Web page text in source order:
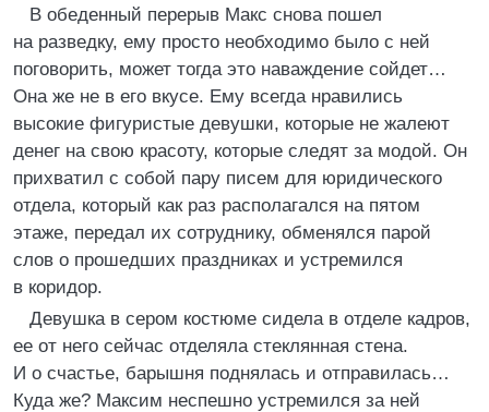
В обеденный перерыв Макс снова пошел
на разведку, ему просто необходимо было с ней
поговорить, может тогда это наваждение сойдет…
Она же не в его вкусе. Ему всегда нравились
высокие фигуристые девушки, которые не жалеют
денег на свою красоту, которые следят за модой. Он
прихватил с собой пару писем для юридического
отдела, который как раз располагался на пятом
этаже, передал их сотруднику, обменялся парой
слов о прошедших праздниках и устремился
в коридор.
Девушка в сером костюме сидела в отделе кадров,
ее от него сейчас отделяла стеклянная стена.
И о счастье, барышня поднялась и отправилась…
Куда же? Максим неспешно устремился за ней